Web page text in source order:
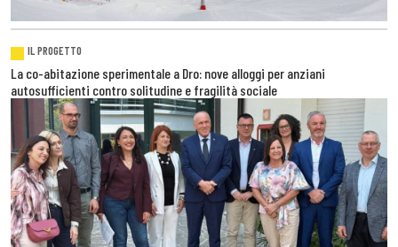
IL PROGETTO
La co-abitazione sperimentale a Dro: nove alloggi per anziani
autosufficienti contro solitudine e fragilità sociale